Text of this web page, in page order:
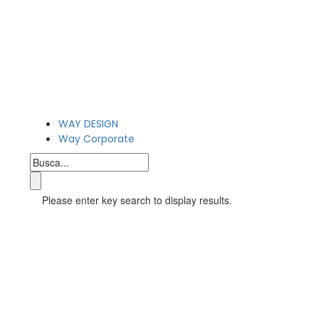
WAY DESIGN
Way Corporate
Please enter key search to display results.